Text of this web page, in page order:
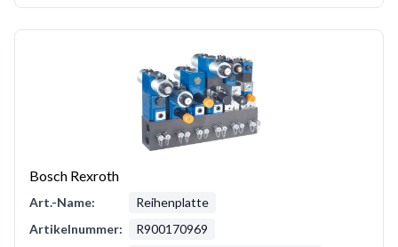
Bosch Rexroth
Art.-Name:
Reihenplatte
Artikelnummer:
R900170969